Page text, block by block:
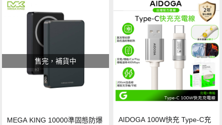
售完，補貨中
MEGA KING 10000準固態防爆
AIDOGA 100W快充 Type-C充